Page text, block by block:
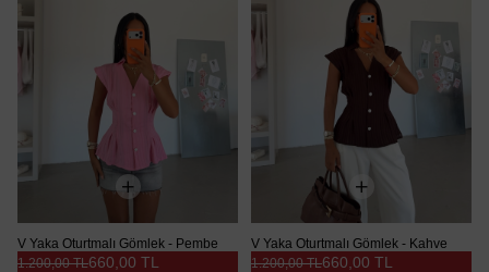
V Yaka Oturtmalı Gömlek - Pembe
660,00 TL
1.200,00 TL
V Yaka Oturtmalı Gömlek - Kahve
660,00 TL
1.200,00 TL